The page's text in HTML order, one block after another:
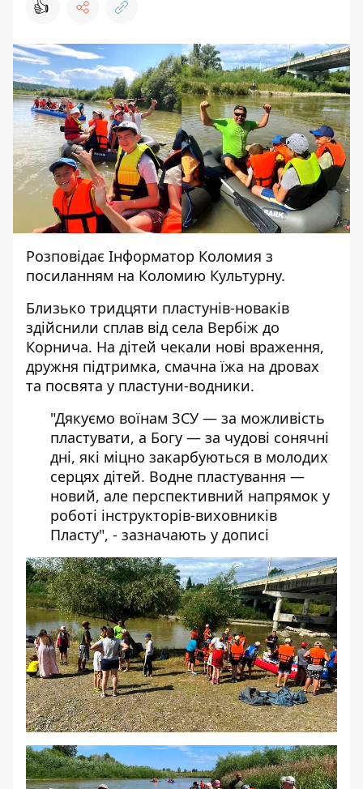
👍
Розповідає Інформатор Коломия з
посиланням на Коломию Культурну.
Близько тридцяти пластунів-новаків
здійснили сплав від села Вербіж до
Корнича. На дітей чекали нові враження,
дружня підтримка, смачна їжа на дровах
та посвята у пластуни-водники.
"Дякуємо воїнам ЗСУ — за можливість
пластувати, а Богу — за чудові сонячні
дні, які міцно закарбуються в молодих
серцях дітей. Водне пластування —
новий, але перспективний напрямок у
роботі інструкторів-виховників
Пласту", - зазначають у дописі